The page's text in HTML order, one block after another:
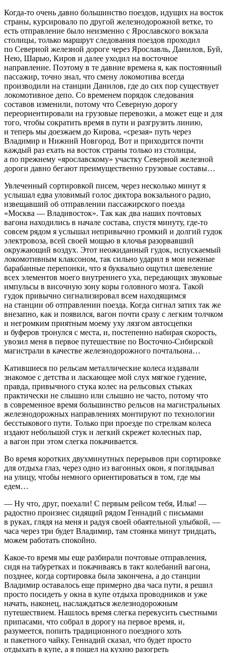
Когда-то очень давно большинство поездов, идущих на восток
страны, курсировало по другой железнодорожной ветке, то
есть отправление было неизменно с Ярославского вокзала
столицы, только маршрут следования поездов проходил
по Северной железной дороге через Ярославль, Данилов, Буй,
Нею, Шарью, Киров и далее уходил на восточное
направление. Поэтому в те давние времена я, как постоянный
пассажир, точно знал, что смену локомотива всегда
производили на станции Данилов, где до сих пор существует
локомотивное депо. Со временем порядок следования
составов изменили, потому что Северную дорогу
переориентировали на грузовые перевозки, а может еще и для
того, чтобы сократить время в пути и разгрузить линию,
и теперь мы доезжаем до Кирова, «срезая» путь через
Владимир и Нижний Новгород. Вот и приходится почти
каждый раз ехать на восток страны только из столицы,
а по прежнему «ярославскому» участку Северной железной
дороги давно бегают преимущественно грузовые составы…
Увлеченный сортировкой писем, через несколько минут я
услышал едва уловимый голос диктора вокзального радио,
извещавший об отправлении пассажирского поезда
«Москва — Владивосток». Так как два наших почтовых
вагона находились в начале состава, спустя минуту, где-то
совсем рядом я услышал непривычно громкий и долгий гудок
электровоза, всей своей мощью в клочья разорвавший
окружающий воздух. Этот неожиданный гудок, испускаемый
локомотивным клаксоном, так сильно ударил в мои нежные
барабанные перепонки, что я буквально ощутил шевеление
всех элементов моего внутреннего уха, передающих звуковые
импульсы в височную зону коры головного мозга. Такой
гудок привычно сигнализировал всем находящимся
на станции об отправлении поезда. Когда сигнал затих так же
внезапно, как и появился, вагон почти сразу с легким толчком
и негромким приятным моему уху лязгом автосцепки
и буферов тронулся с места, и, постепенно набирая скорость,
увозил меня в первое путешествие по Восточно-Сибирской
магистрали в качестве железнодорожного почтальона…
Катившиеся по рельсам металлические колеса издавали
знакомое с детства и ласкающее мой слух мягкое гудение,
правда, привычного стука колес на рельсовых стыках
практически не слышно или слышно не часто, потому что
в современное время большинство рельсов на магистральных
железнодорожных направлениях монтируют по технологии
бесстыкового пути. Только при проезде по стрелкам колеса
издают небольшой стук и легкий скрежет колесных пар,
а вагон при этом слегка покачивается.
Во время коротких двухминутных перерывов при сортировке
для отдыха глаз, через одно из вагонных окон, я поглядывал
на улицу, чтобы немного ориентироваться в том, где мы
едем…
— Ну что, друг, поехали! С первым рейсом тебя, Илья! —
радостно произнес сидящий рядом Геннадий с письмами
в руках, глядя на меня и радуя своей обаятельной улыбкой, —
часа через три будет Владимир, там стоянка минут тридцать,
можем работать спокойно.
Какое-то время мы еще разбирали почтовые отправления,
сидя на табуретках и покачиваясь в такт колебаний вагона,
позднее, когда сортировка была закончена, а до станции
Владимир оставалось еще примерно два часа пути, я решил
просто посидеть у окна в купе отдыха проводников и уже
начать, наконец, наслаждаться железнодорожным
путешествием. Нашлось время слегка перекусить съестными
припасами, что собрал в дорогу на первое время, и,
разумеется, попить традиционного поездного хоть
и пакетного чайку. Геннадий сказал, что будет просто
отдыхать в купе, а я пошел на кухню разогреть